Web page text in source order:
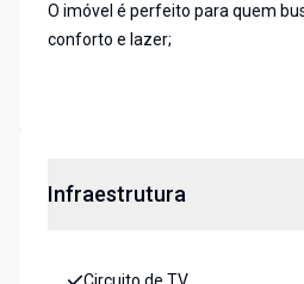
O imóvel é perfeito para quem
conforto e lazer;
Infraestrutura